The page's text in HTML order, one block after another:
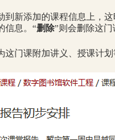
到新添加的课程信息上，
信息。“删除”则会删除这门
这门课附加讲义、授课计